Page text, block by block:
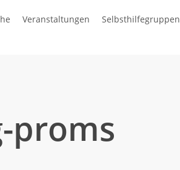
Veranstaltungen Selbsthilfegruppen
proms